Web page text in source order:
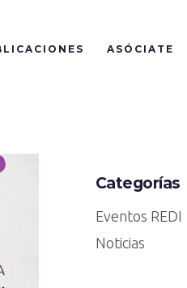
ASÓCIATE
Categorías
Eventos REDI
Noticias